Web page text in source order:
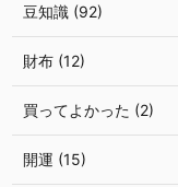
豆知識 (92)
財布 (12)
買ってよかった (2)
開運 (15)